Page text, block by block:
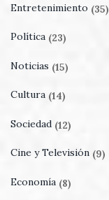
Entretenimiento (35)
Política (23)
Noticias (15)
Cultura (14)
Sociedad (12)
Cine y Televisión (9)
Economía (8)